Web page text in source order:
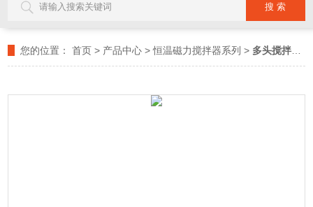
您的位置： 首页 > 产品中心 >恒温磁力搅拌器系列 > 多头搅拌器